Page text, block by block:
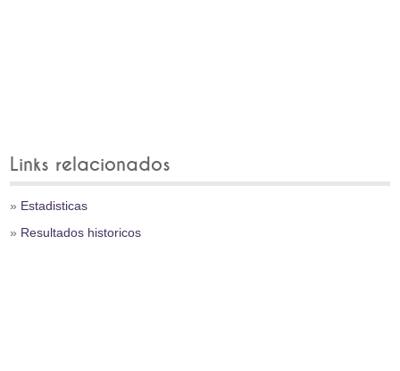
Links relacionados
» Estadisticas
» Resultados historicos